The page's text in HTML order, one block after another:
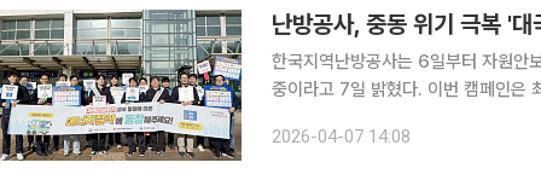
난방공사, 중동 위기 극복 '
한국지역난방공사는 6일부터 자원안
중이라고 7일 밝혔다. 이번 캠페인은 최근 정부의 자원안보 위기 경보가 발령됨에 따라, 일상 속 에
는 거리 캠페인은 6일 한난 고양사업
2026-04-07 14:08